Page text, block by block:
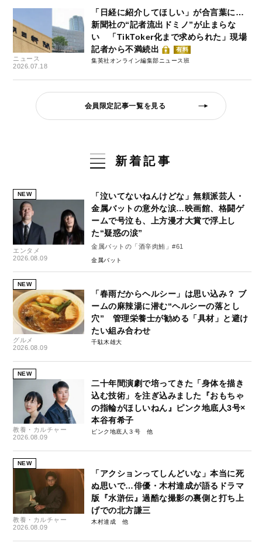
ニュース
2026.07.18
「日経に紹介してほしい」が合言葉に…
新聞社の“記者流出ドミノ”が止まらな
い 「TikToker化まで求められた」現場
記者から不満続出
有料
集英社オンライン編集部ニュース班
会員限定記事一覧を見る
新着記事
NEW
エンタメ
2026.08.09
「泣いてないねんけどな」無頼派芸人・
金属バットの意外な涙…映画館、格闘ゲ
ームで号泣も、上方漫才大賞で浮上し
た“疑惑の涙”
金属バットの「酒辛肉鮪」#61
金属バット
NEW
グルメ
2026.08.09
「春雨だからヘルシー」は思い込み？ ブ
ームの麻辣湯に潜む“ヘルシーの落とし
穴” 管理栄養士が勧める「具材」と避け
たい組み合わせ
千駄木雄大
NEW
教養・カルチャー
2026.08.09
二十年間演劇で培ってきた「身体を描き
込む技術」を注ぎ込みました『おもちゃ
の指輪がほしいねん』ピンク地底人3号×
本谷有希子
ピンク地底人３号
NEW
教養・カルチャー
2026.08.09
「アクションってしんどいな」本当に死
ぬ思いで…俳優・木村達成が語るドラマ
版『水滸伝』過酷な撮影の裏側と打ち上
げでの北方謙三
木村達成